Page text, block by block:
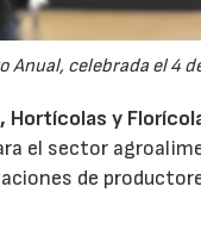
Anual, celebrada el 4
y
el sector
de